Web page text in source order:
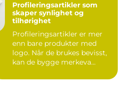
Profileringsartikler som
skaper synlighet og
tilhørighet
Profileringsartikler er mer
enn bare produkter med
logo. Når de brukes bevisst,
kan de bygge merkeva...